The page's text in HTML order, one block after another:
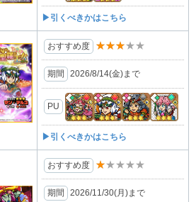
▶引くべきかはこちら
おすすめ度 ★★★★★
期間 2026/8/14(金)まで
PU
▶引くべきかはこちら
おすすめ度 ★★★★★
期間 2026/11/30(月)まで